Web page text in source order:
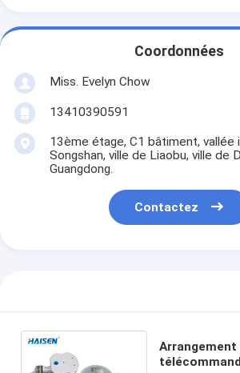
Coordonnées
Miss. Evelyn Chow
13410390591
13ème étage, C1 bâtiment, vallée
Songshan, ville de Liaobu, ville de
Guangdong.
Contactez
Arrangement